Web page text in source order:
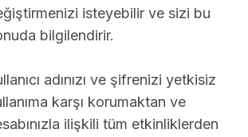
isteyebilir ve sizi bu
bilgilendirir.
adınızı ve şifrenizi yetkisiz
karşı korumaktan ve
ilişkili tüm etkinliklerden